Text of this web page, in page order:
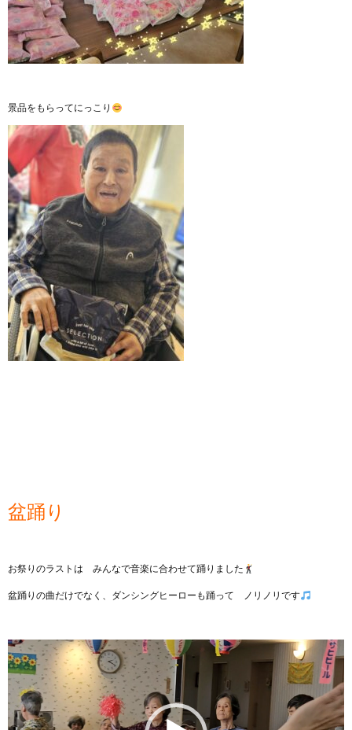
景品をもらってにっこり
盆踊り
お祭りのラストは みんなで音楽に合わせて踊りました
盆踊りの曲だけでなく、ダンシングヒーローも踊って ノリノリです
動
画
プ
レ
ー
ヤ
ー